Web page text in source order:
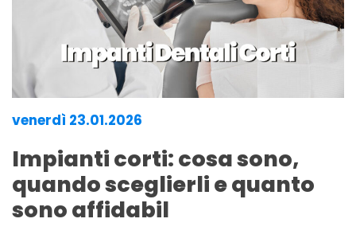
venerdì 23.01.2026
Impianti corti: cosa sono,
quando sceglierli e quanto
sono affidabil